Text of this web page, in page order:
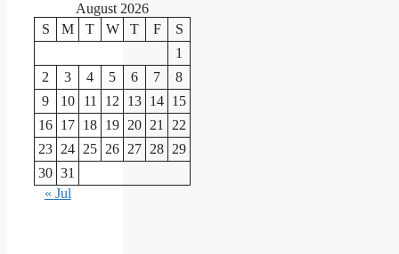
August 2026
S
M T W T F
S
1
2
3 4 5 6 7
8
9
10 11 12 13 14 15
16 17 18 19 20 21
22
23 24 25 26 27 28 29
30 31
« Jul